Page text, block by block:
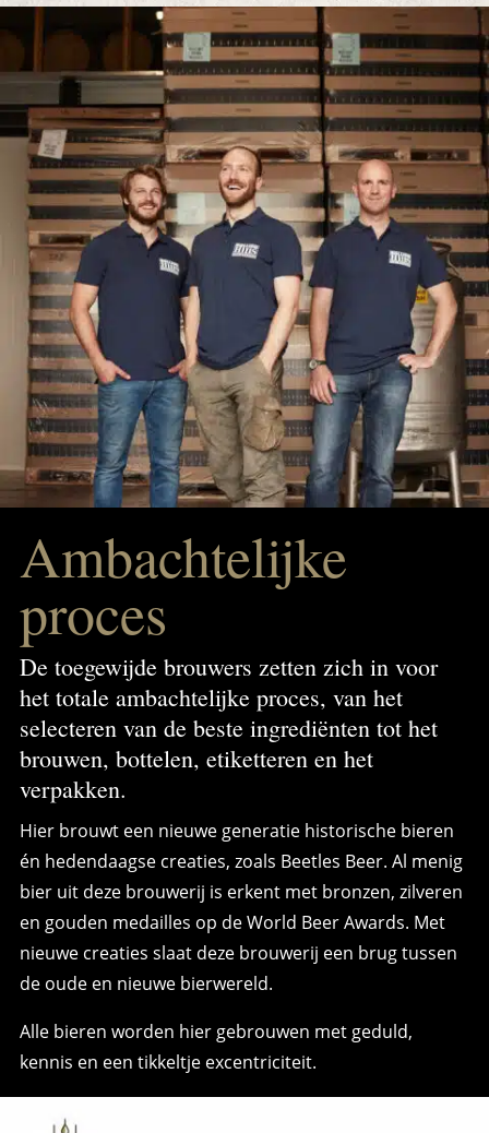
Ambachtelijke
proces
De toegewijde brouwers zetten zich in voor
het totale ambachtelijke proces, van het
selecteren van de beste ingrediënten tot het
brouwen, bottelen, etiketteren en het
verpakken.
Hier brouwt een nieuwe generatie historische bieren
én hedendaagse creaties, zoals Beetles Beer. Al menig
bier uit deze brouwerij is erkent met bronzen, zilveren
en gouden medailles op de World Beer Awards. Met
nieuwe creaties slaat deze brouwerij een brug tussen
de oude en nieuwe bierwereld.
Alle bieren worden hier gebrouwen met geduld,
kennis en een tikkeltje excentriciteit.